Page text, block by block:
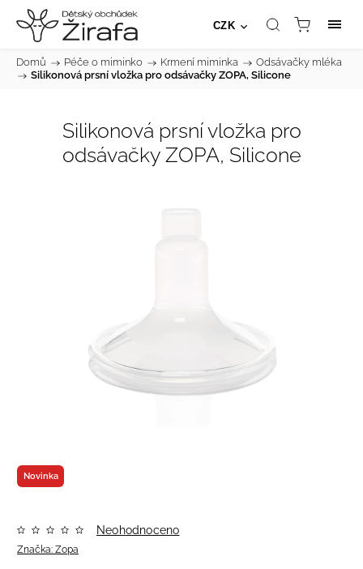
CZK
Domů / Péče o miminko / Krmení miminka /
Odsávačky mléka
/
Silikonová prsní vložka pro odsávačky ZOPA, Silicone
Silikonová prsní vložka pro
odsávačky ZOPA, Silicone
Novinka
Značka: Zopa
Neohodnoceno